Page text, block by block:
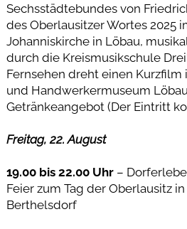
Sechsstädtebundes von
des Oberlausitzer Wortes 2025
Johanniskirche in Löbau,
durch die Kreismusikschule
Fernsehen dreht einen
und Handwerkermuseum
Getränkeangebot (Der Eintritt
Freitag, 22. August
19.00 bis 22.00 Uhr –
Feier zum Tag der Oberlausitz
Berthelsdorf